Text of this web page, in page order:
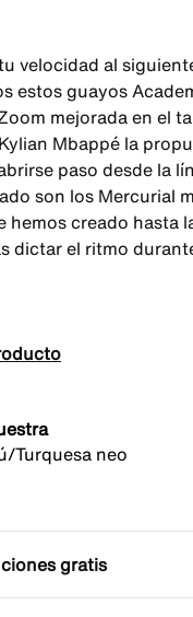
velocidad al
estos guayos
mejorada en el
Mbappé la
paso desde la
son los Mercurial
hemos creado hasta
dictar el ritmo
Turquesa neo
gratis